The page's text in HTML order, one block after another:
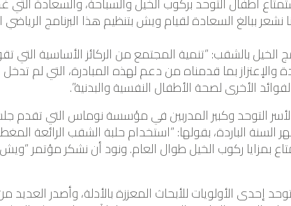
ببالغ السعادة لقيام ويش بتنظيم هذا البرنامج
بالشقب: “تنمية المجتمع من الركائز الأساسية
بما قدمناه من دعم لهذه المبادرة، التي لم
الأخرى لصحة الأطفال النفسية والبدنية”.
التوحد وكبير المدربين في مؤسسة نوماس التي تقدم
السنة الباردة، بقولها: “استخدام حلبة الشقب الرائعة
بمزايا ركوب الخيل طوال العام. ونود أن نشكر مؤتمر
جعل “ويش” التوحد إحدى الأولويات للأبحاث المعززة بالأدلة، وأصدر